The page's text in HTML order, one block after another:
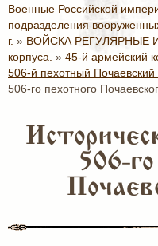
Военные Российской
подразделения
г. » ВОЙСКА РЕГУЛЯРНЫЕ
корпуса. » 45-й армейский
506-й пехотный Почаевский
506-го пехотного
506-